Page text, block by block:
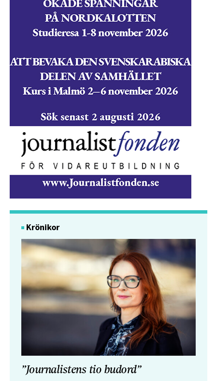
Krönikor
”Journalistens tio budord”